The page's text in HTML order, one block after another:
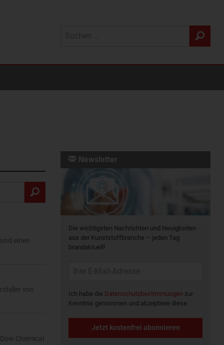
einen
von
Chemical
Newsletter
Die wichtigsten Nachrichten und Neuigkeiten
aus der Kunststoffbranche – jeden Tag
brandaktuell!
Ich habe die Datenschutzbestimmungen zur
Kenntnis genommen und akzeptiere diese.
Jetzt kostenfrei abonnieren